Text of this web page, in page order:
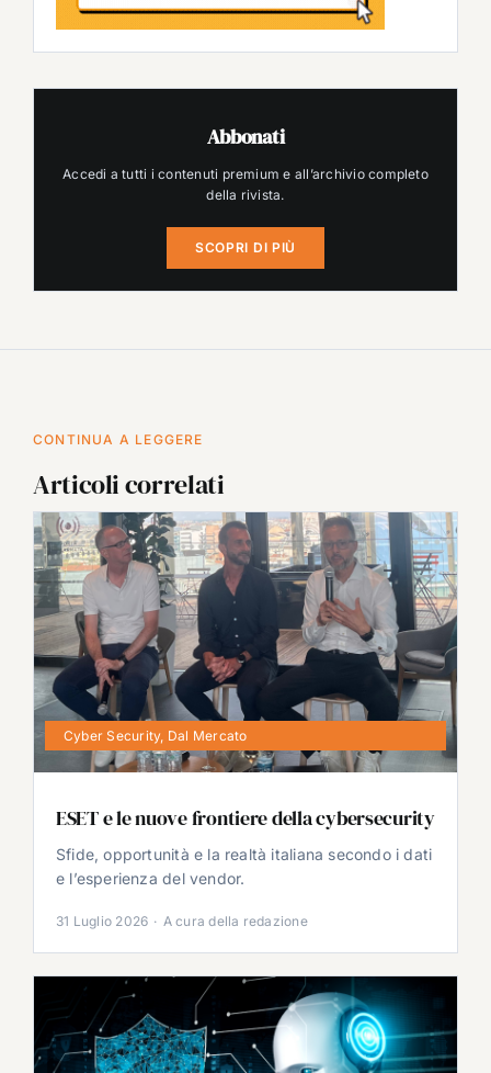
Abbonati
Accedi a tutti i contenuti premium e all’archivio completo
della rivista.
SCOPRI DI PIÙ
CONTINUA A LEGGERE
Articoli correlati
Cyber Security, Dal Mercato
ESET e le nuove frontiere della cybersecurity
Sfide, opportunità e la realtà italiana secondo i dati
e l’esperienza del vendor.
31 Luglio 2026 · A cura della redazione